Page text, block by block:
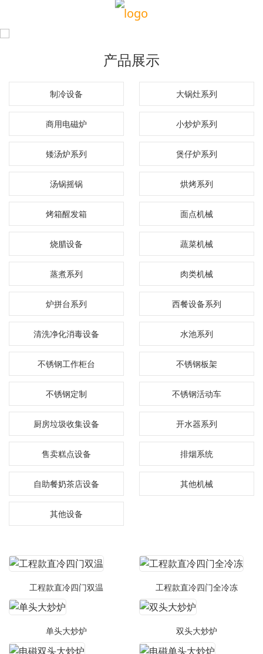
产品展示
制冷设备 大锅灶系列
商用电磁炉 小炒炉系列
矮汤炉系列 煲仔炉系列
汤锅摇锅 烘烤系列
烤箱醒发箱 面点机械
烧腊设备 蔬菜机械
蒸煮系列 肉类机械
炉拼台系列 西餐设备系列
清洗净化消毒设备 水池系列
不锈钢工作柜台 不锈钢板架
不锈钢定制 不锈钢活动车
厨房垃圾收集设备 开水器系列
售卖糕点设备 排烟系统
自助餐奶茶店设备 其他机械
其他设备
工程款直冷四门双温 工程款直冷四门全冷冻
单头大炒炉 双头大炒炉